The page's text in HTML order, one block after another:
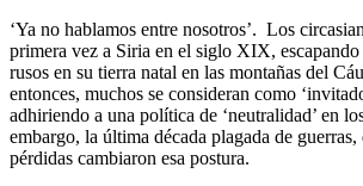
‘Ya no hablamos entre nosotros’. Los
primera vez a Siria en el siglo XIX, escapando
rusos en su tierra natal en las montañas del
entonces, muchos se consideran como
adhiriendo a una política de ‘neutralidad’ en
embargo, la última década plagada de
pérdidas cambiaron esa postura.